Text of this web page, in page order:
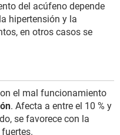
del acúfeno depende
hipertensión y la
en otros casos se
el mal funcionamiento
. Afecta a entre el 10 % y
se favorece con la